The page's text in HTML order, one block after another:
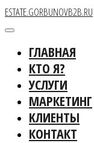
ESTATE.GORBUNOVB2B.RU
ГЛАВНАЯ
КТО Я?
УСЛУГИ
МАРКЕТИНГ
KЛИЕНТЫ
КОНТАКТ